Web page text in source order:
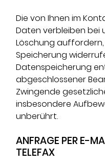
Die von Ihnen im
Daten verbleiben bei
Löschung auffordern,
Speicherung
Datenspeicherung
abgeschlossener
Zwingende
insbesondere
unberührt.
ANFRAGE PER E-
TELEFAX